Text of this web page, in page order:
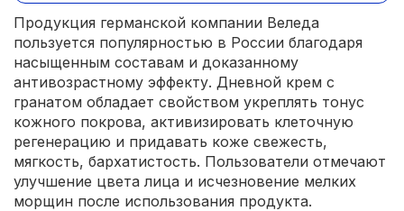
Продукция германской компании Веледа
пользуется популярностью в России благодаря
насыщенным составам и доказанному
антивозрастному эффекту. Дневной крем с
гранатом обладает свойством укреплять тонус
кожного покрова, активизировать клеточную
регенерацию и придавать коже свежесть,
мягкость, бархатистость. Пользователи отмечают
улучшение цвета лица и исчезновение мелких
морщин после использования продукта.